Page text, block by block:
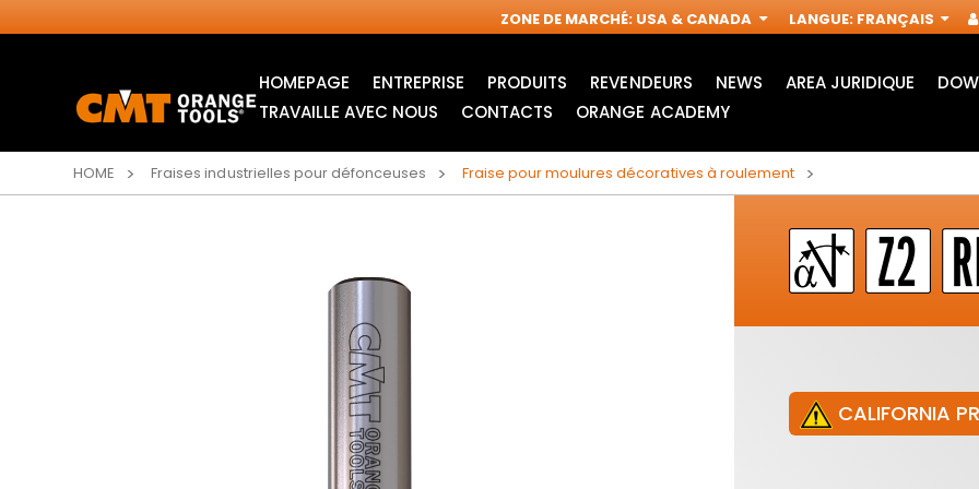
ZONE DE MARCHÉ: USA & CANADA LANGUE: FRANÇAIS
HOMEPAGE ENTREPRISE PRODUITS
ITK XPLUS SAW
BLADES
ACCESSOIRES POUR
REVENDEURS NEWS AREA JURIDIQUE
TRAVAILLE AVEC NOUS
CONTACTS ORANGE ACADEMY
HOME Fraises industrielles pour défonceuses Fraise pour moulures décoratives à roulement
CALIFORNIA